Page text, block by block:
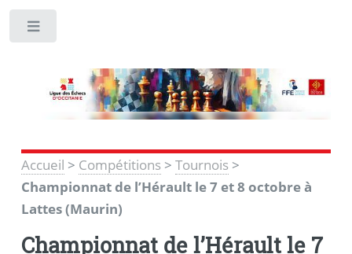
Accueil > Compétitions> Tournois>
Championnat de l’Hérault le 7 et 8 octobre à
Lattes (Maurin)
Championnat de l’Hérault le 7